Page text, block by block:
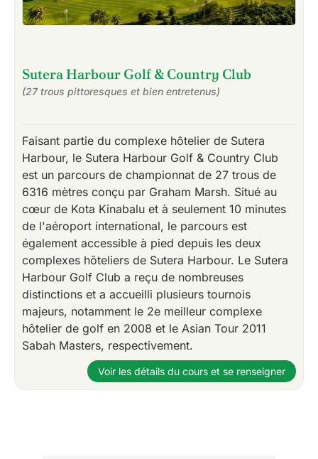
Sutera Harbour Golf & Country Club
(27 trous pittoresques et bien entretenus)
Faisant partie du complexe hôtelier de Sutera
Harbour, le Sutera Harbour Golf & Country Club
est un parcours de championnat de 27 trous de
6316 mètres conçu par Graham Marsh. Situé au
cœur de Kota Kinabalu et à seulement 10 minutes
de l'aéroport international, le parcours est
également accessible à pied depuis les deux
complexes hôteliers de Sutera Harbour. Le Sutera
Harbour Golf Club a reçu de nombreuses
distinctions et a accueilli plusieurs tournois
majeurs, notamment le 2e meilleur complexe
hôtelier de golf en 2008 et le Asian Tour 2011
Sabah Masters, respectivement.
Voir les détails du cours et se renseigner